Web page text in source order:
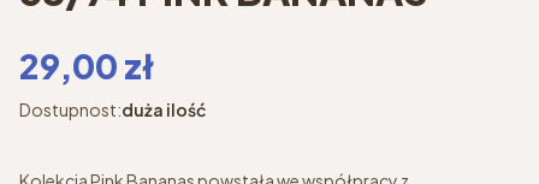
Cena
29,00 zł
Dostupnost:duża ilość